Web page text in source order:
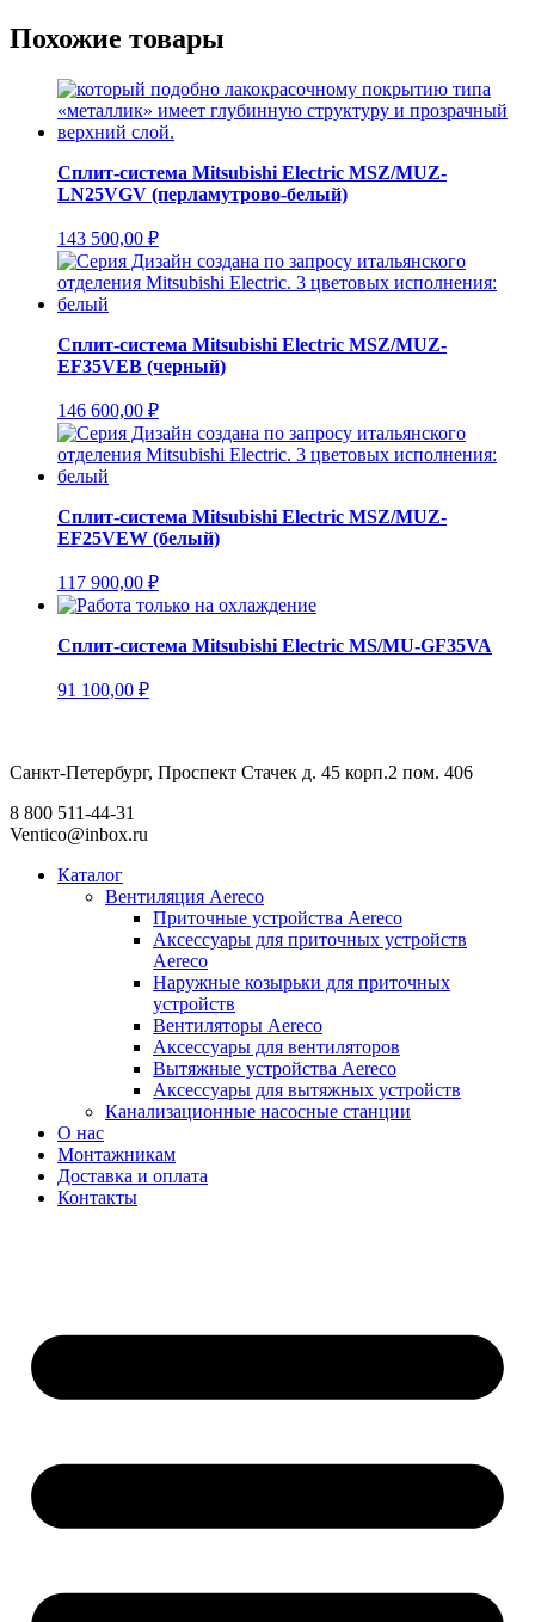
Похожие товары
Сплит-система Mitsubishi Electric MSZ/MUZ-
LN25VGV (перламутрово-белый)
143 500,00 ₽
Сплит-система Mitsubishi Electric MSZ/MUZ-
EF35VEВ (черный)
146 600,00 ₽
Сплит-система Mitsubishi Electric MSZ/MUZ-
EF25VEW (белый)
117 900,00 ₽
Сплит-система Mitsubishi Electric MS/MU-GF35VA
91 100,00 ₽
Санкт-Петербург, Проспект Стачек д. 45 корп.2 пом. 406
8 800 511-44-31
Ventico@inbox.ru
Каталог
Вентиляция Aereco
Приточные устройства Aereco
Аксессуары для приточных устройств
Aereco
Наружные козырьки для приточных
устройств
Вентиляторы Aereco
Аксессуары для вентиляторов
Вытяжные устройства Aereco
Аксессуары для вытяжных устройств
Канализационные насосные станции
О нас
Монтажникам
Доставка и оплата
Контакты